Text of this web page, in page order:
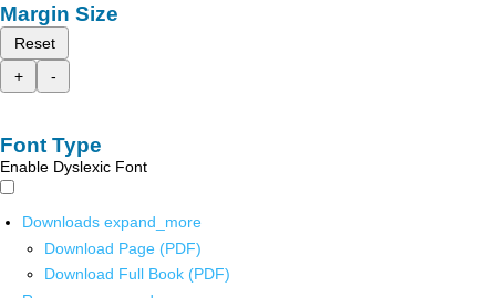
Margin Size
Reset
+
-
Font Type
Enable Dyslexic Font
Downloads expand_more
Download Page (PDF)
Download Full Book (PDF)